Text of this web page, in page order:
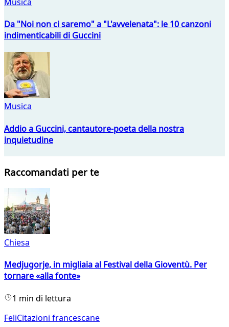
Da "Noi non ci saremo" a "L'avvelenata": le 10 canzoni
indimenticabili di Guccini
Musica
Addio a Guccini, cantautore-poeta della nostra
inquietudine
Raccomandati per te
Chiesa
Medjugorje, in migliaia al Festival della Gioventù. Per
tornare «alla fonte»
1 min di lettura
FeliCitazioni francescane